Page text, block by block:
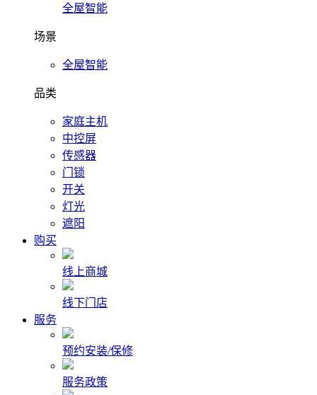
全屋智能
场景
全屋智能
品类
家庭主机
中控屏
传感器
门锁
开关
灯光
遮阳
购买
线上商城
线下门店
服务
预约安装/保修
服务政策